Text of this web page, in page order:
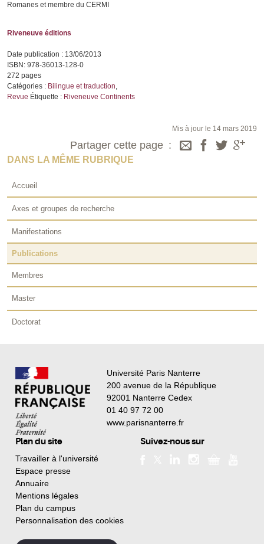
Romanes et membre du CERMI
Riveneuve éditions
Date publication : 13/06/2013
ISBN: 978-36013-128-0
272 pages
Catégories : Bilingue et traduction,
Revue Étiquette : Riveneuve Continents
Mis à jour le 14 mars 2019
Partager cette page
DANS LA MÊME RUBRIQUE
Accueil
Axes et groupes de recherche
Manifestations
Publications
Membres
Master
Doctorat
Université Paris Nanterre
200 avenue de la République
92001 Nanterre Cedex
01 40 97 72 00
www.parisnanterre.fr
Plan du site
Travailler à l'université
Espace presse
Annuaire
Mentions légales
Plan du campus
Personnalisation des cookies
Suivez-nous sur